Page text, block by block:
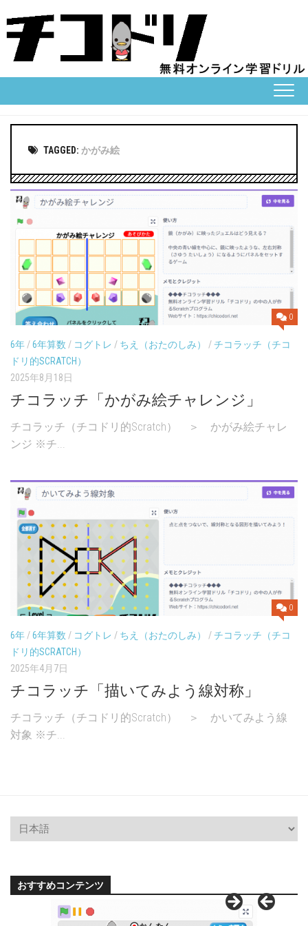
to
content
TAGGED: かがみ絵
0
6年 /6年算数 / コグトレ / ちえ（おたのしみ） /チコラッチ（チコ
ドリ的SCRATCH）
2025年8月18日
チコラッチ「かがみ絵チャレンジ」
チコラッチ（チコドリ的Scratch） ＞ かがみ絵チャレ
ンジ ※チ...
0
6年 /6年算数 / コグトレ / ちえ（おたのしみ） /チコラッチ（チコ
ドリ的SCRATCH）
2025年4月7日
チコラッチ「描いてみよう線対称」
チコラッチ（チコドリ的Scratch） ＞ かいてみよう線
対象 ※チ...
おすすめコンテンツ